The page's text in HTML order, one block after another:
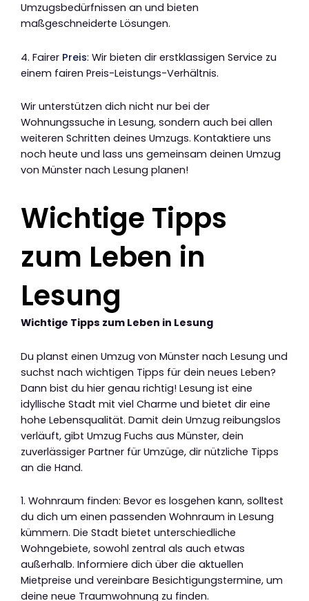
Umzugsbedürfnissen an und bieten
maßgeschneiderte Lösungen.
4. Fairer Preis: Wir bieten dir erstklassigen Service zu
einem fairen Preis-Leistungs-Verhältnis.
Wir unterstützen dich nicht nur bei der
Wohnungssuche in Lesung, sondern auch bei allen
weiteren Schritten deines Umzugs. Kontaktiere uns
noch heute und lass uns gemeinsam deinen Umzug
von Münster nach Lesung planen!
Wichtige Tipps
zum Leben in
Lesung
Wichtige Tipps zum Leben in Lesung
Du planst einen Umzug von Münster nach Lesung und
suchst nach wichtigen Tipps für dein neues Leben?
Dann bist du hier genau richtig! Lesung ist eine
idyllische Stadt mit viel Charme und bietet dir eine
hohe Lebensqualität. Damit dein Umzug reibungslos
verläuft, gibt Umzug Fuchs aus Münster, dein
zuverlässiger Partner für Umzüge, dir nützliche Tipps
an die Hand.
1. Wohnraum finden: Bevor es losgehen kann, solltest
du dich um einen passenden Wohnraum in Lesung
kümmern. Die Stadt bietet unterschiedliche
Wohngebiete, sowohl zentral als auch etwas
außerhalb. Informiere dich über die aktuellen
Mietpreise und vereinbare Besichtigungstermine, um
deine neue Traumwohnung zu finden.